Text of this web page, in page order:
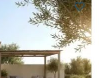
favorite_border